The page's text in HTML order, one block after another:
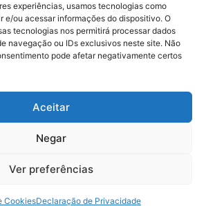
experiências, usamos tecnologias como
e/ou acessar informações do dispositivo. O
tecnologias nos permitirá processar dados
navegação ou IDs exclusivos neste site. Não
pode afetar negativamente certos
Aceitar
Negar
Ver preferências
CookiesDeclaração de Privacidade
Direitos Reservados - SINE ACRE.